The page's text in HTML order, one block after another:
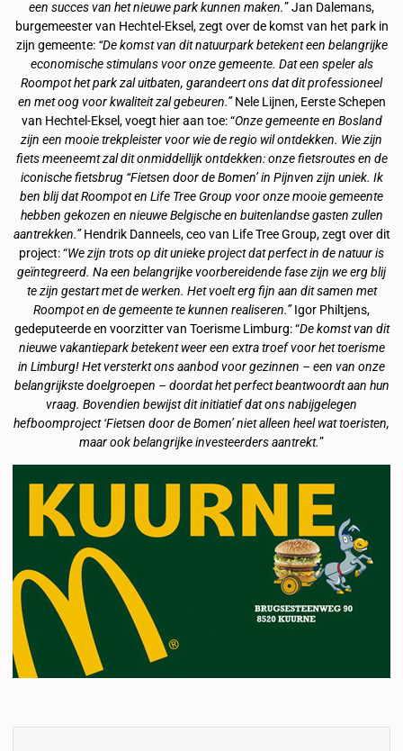
een succes van het nieuwe park kunnen maken.” Jan Dalemans,
burgemeester van Hechtel-Eksel, zegt over de komst van het park in
zijn gemeente:“De komst van dit natuurpark betekent een belangrijke
economische stimulans voor onze gemeente. Dat een speler als
Roompot het park zal uitbaten, garandeert ons dat dit professioneel
en met oog voor kwaliteit zal gebeuren.”Nele Lijnen, Eerste Schepen
van Hechtel-Eksel, voegt hier aan toe: “Onze gemeente en Bosland
zijn een mooie trekpleister voor wie de regio wil ontdekken. Wie zijn
fiets meeneemt zal dit onmiddellijk ontdekken: onze fietsroutes en de
iconische fietsbrug “Fietsen door de Bomen’ in Pijnven zijn uniek. Ik
ben blij dat Roompot en Life Tree Group voor onze mooie gemeente
hebben gekozen en nieuwe Belgische en buitenlandse gasten zullen
aantrekken.”Hendrik Danneels, ceo van Life Tree Group, zegt over dit
project: “We zijn trots op dit unieke project dat perfect in de natuur is
geïntegreerd. Na een belangrijke voorbereidende fase zijn we erg blij
te zijn gestart met de werken. Het voelt erg fijn aan dit samen met
Roompot en de gemeente te kunnen realiseren.”Igor Philtjens,
gedeputeerde en voorzitter van Toerisme Limburg: “De komst van dit
nieuwe vakantiepark betekent weer een extra troef voor het toerisme
in Limburg! Het versterkt ons aanbod voor gezinnen – een van onze
belangrijkste doelgroepen – doordat het perfect beantwoordt aan hun
vraag. Bovendien bewijst dit initiatief dat ons nabijgelegen
hefboomproject ‘Fietsen door de Bomen’ niet alleen heel wat toeristen,
maar ook belangrijke investeerders aantrekt.”